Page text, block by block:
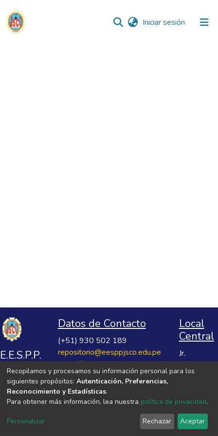
Iniciar sesión (current)
E.E.S.P.P.
José
Salvador
Cavero
Ovalle
Datos de Contacto
(+51) 930 502 189
repositorio@eesppjsco.edu.pe
https://repositorio.eesppjsco.edu.pe
Local
Central
Jr.
No 624
Ayacucho
VER MIS ESTADÍSTICAS
Recopilamos y procesamos su información personal para los
siguientes propósitos: Autenticación, Preferencias,
Reconocimiento y Estadísticas.
Para obtener más información, lea nuestra política de privacidad.
Personalizar Rechazar Aceptar